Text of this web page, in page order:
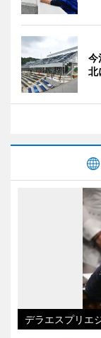
今
北
デラエスプリエ